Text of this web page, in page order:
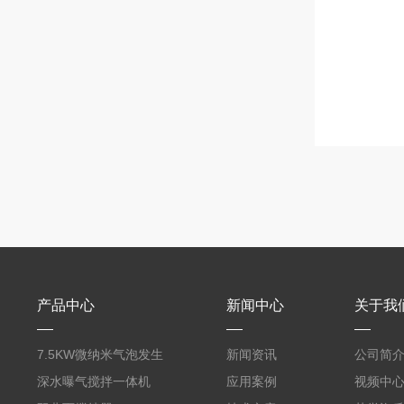
产品中心
7.5KW微纳米气泡发生
器曝气机
深水曝气搅拌一体机
新闻中心
新闻资讯
应用案例
关于我
公司简介
视频中心